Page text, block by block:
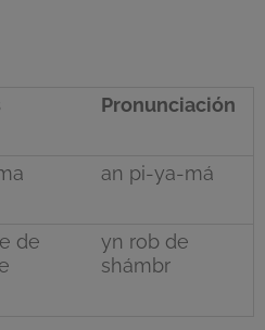
Pronunciación
an pi-ya-má
de
yn rob de
shámbr